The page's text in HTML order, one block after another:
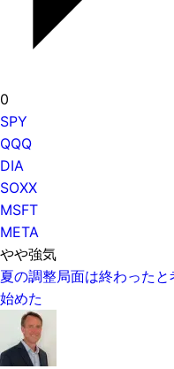
0
SPY
QQQ
DIA
SOXX
MSFT
META
やや強気
夏の調整局面は終わった
始めた